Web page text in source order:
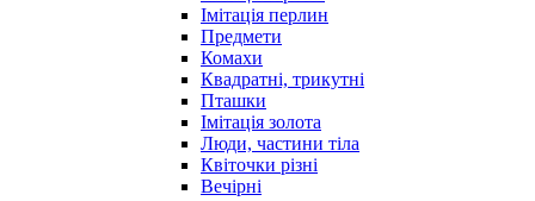
Імітація перлин
Предмети
Комахи
Квадратні, трикутні
Пташки
Імітація золота
Люди, частини тіла
Квіточки різні
Вечірні